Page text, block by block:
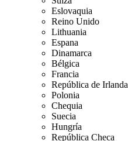
Eslovaquia
Reino Unido
Lithuania
Espana
Dinamarca
Bélgica
Francia
República de Irlanda
Polonia
Chequia
Suecia
Hungría
República Checa